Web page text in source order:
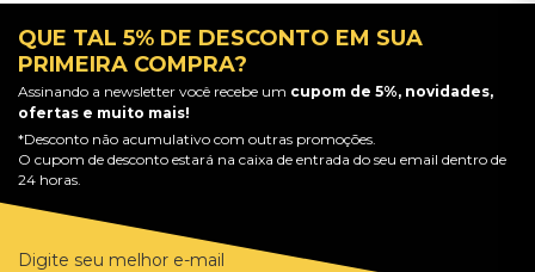
QUE TAL 5% DE DESCONTO EM SUA
PRIMEIRA COMPRA?
Assinando a newsletter você recebe um cupom de 5%, novidades,
ofertas e muito mais!
*Desconto não acumulativo com outras promoções.
O cupom de desconto estará na caixa de entrada do seu email dentro de
24 horas.
Digite seu melhor e-mail